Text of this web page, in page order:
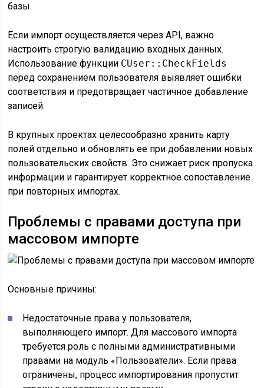
базы.
Если импорт осуществляется через API, важно
настроить строгую валидацию входных данных.
Использование функции CUser::CheckFields
перед сохранением пользователя выявляет ошибки
соответствия и предотвращает частичное добавление
записей.
В крупных проектах целесообразно хранить карту
полей отдельно и обновлять ее при добавлении новых
пользовательских свойств. Это снижает риск пропуска
информации и гарантирует корректное сопоставление
при повторных импортах.
Проблемы с правами доступа при
массовом импорте
Основные причины:
Недостаточные права у пользователя,
выполняющего импорт. Для массового импорта
требуется роль с полными административными
правами на модуль «Пользователи». Если права
ограничены, процесс импортирования пропустит